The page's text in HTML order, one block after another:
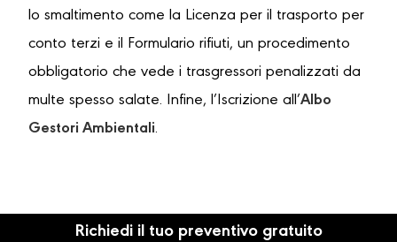
lo smaltimento come la Licenza per il trasporto per
conto terzi e il Formulario rifiuti, un procedimento
obbligatorio che vede i trasgressori penalizzati da
multe spesso salate. Infine, l’Iscrizione all’Albo
Gestori Ambientali.
Richiedi il tuo preventivo gratuito